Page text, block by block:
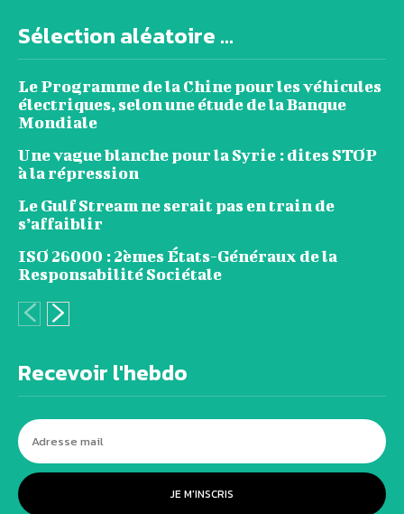
Sélection aléatoire ...
Le Programme de la Chine pour les véhicules
électriques, selon une étude de la Banque
Mondiale
Une vague blanche pour la Syrie : dites STOP
à la répression
Le Gulf Stream ne serait pas en train de
s’affaiblir
ISO 26000 : 2èmes États-Généraux de la
Responsabilité Sociétale
Recevoir l'hebdo
JE M'INSCRIS